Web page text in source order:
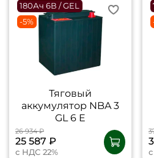
180Ач 6В / GEL
-5%
Тяговый
аккумулятор NBA 3
GL 6 E
26 934 ₽
25 587 ₽
с НДС 22%